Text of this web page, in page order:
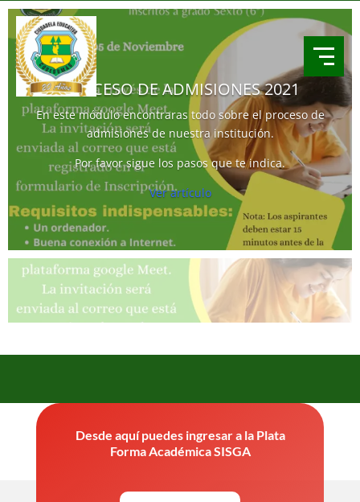
PROCESO DE ADMISIONES 2021
En este módulo encontraras todo sobre el proceso de
admisiones de nuestra institución.
Por favor sigue los pasos que te indica.
Ver artículo
Desde aquí puedes ingresar a la Plata
Forma Académica SISGA